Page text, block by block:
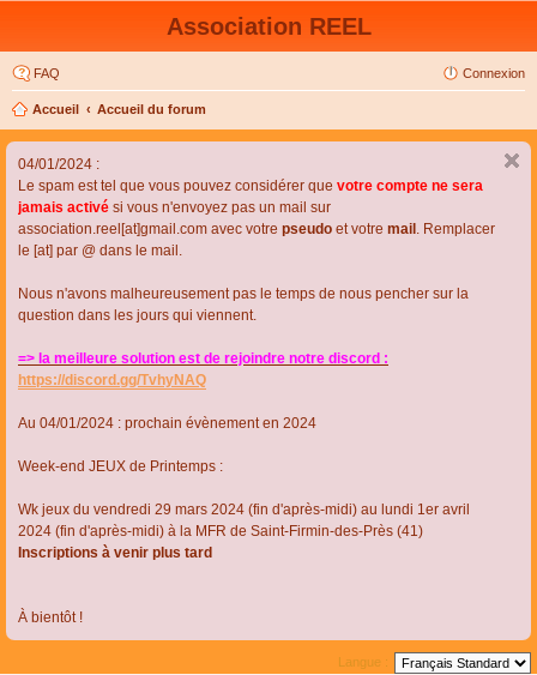
Association REEL
FAQ Connexion
Accueil Accueil du forum
04/01/2024 :
Le spam est tel que vous pouvez considérer que votre compte ne sera
jamais activé si vous n'envoyez pas un mail sur
association.reel[at]gmail.com avec votre pseudo et votre mail . Remplacer
le [at] par @ dans le mail.
Nous n'avons malheureusement pas le temps de nous pencher sur la
question dans les jours qui viennent.
=> la meilleure solution est de rejoindre notre discord :
https://discord.gg/TvhyNAQ
Au 04/01/2024 : prochain évènement en 2024
Week-end JEUX de Printemps :
Wk jeux du vendredi 29 mars 2024 (fin d'après-midi) au lundi 1er avril
2024 (fin d'après-midi) à la MFR de Saint-Firmin-des-Près (41)
Inscriptions à venir plus tard
À bientôt !
Langue :